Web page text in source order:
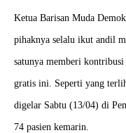
Ketua Barisan Muda
pihaknya selalu ikut andil
satunya memberi kontribusi
gratis ini. Seperti yang
digelar Sabtu (13/04) di
74 pasien kemarin.